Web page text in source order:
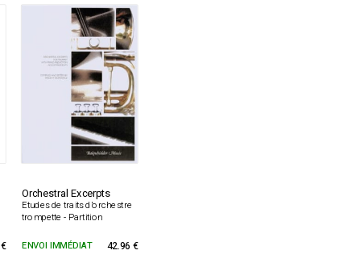
Orchestral Excerpts
Etudes de traits d'orchestre
trompette - Partition
ENVOI IMMÉDIAT 42.96 €